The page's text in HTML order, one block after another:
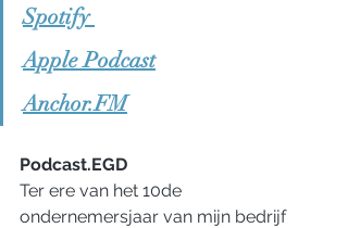
Spotify
Apple Podcast
Anchor.FM
Podcast.EGD
Ter ere van het 10de
ondernemersjaar van mijn bedrijf